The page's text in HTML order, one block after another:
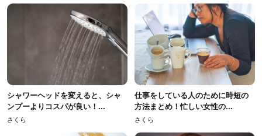
シャワーヘッドを変えると、シャ
ンプーよりコスパが良い！...
さくら
仕事をしている人のために時短の
方法まとめ！忙しい女性の...
さくら